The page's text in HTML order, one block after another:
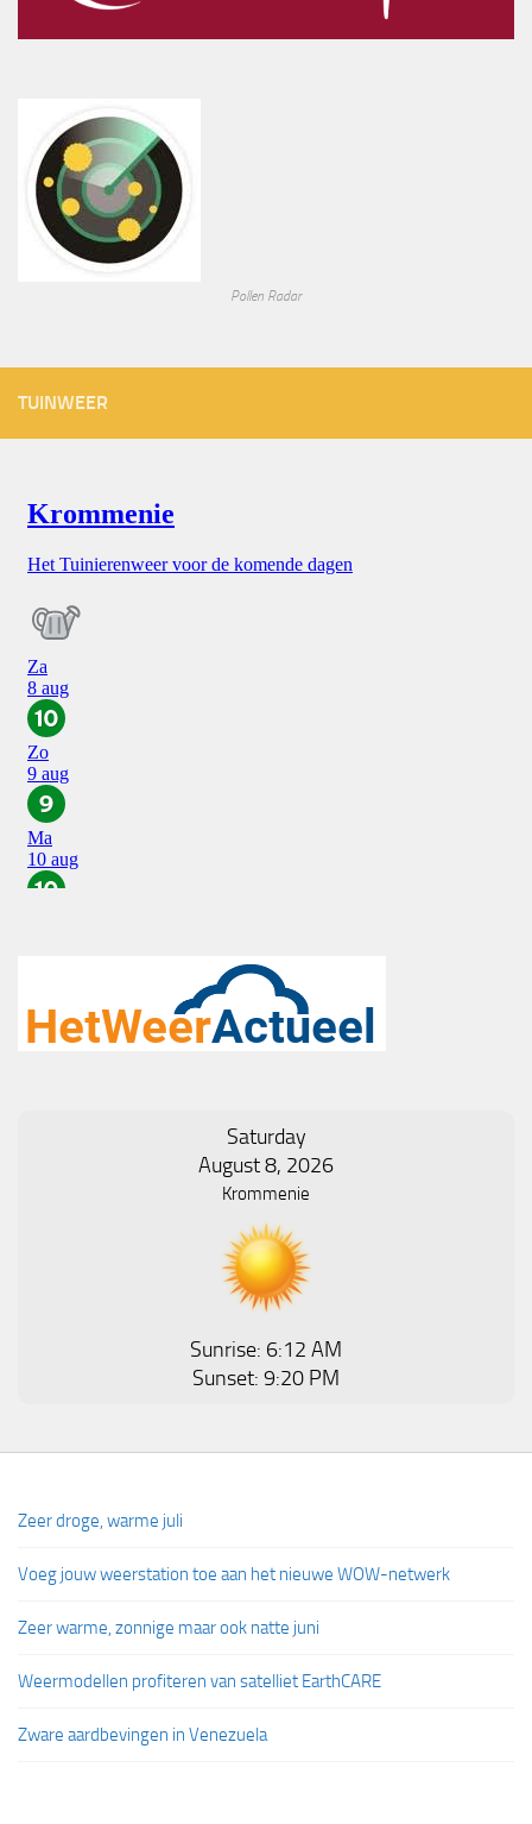
Pollen Radar
TUINWEER
Saturday
August 8, 2026
Krommenie
Sunrise: 6:12 AM
Sunset: 9:20 PM
Zeer droge, warme juli
Voeg jouw weerstation toe aan het nieuwe WOW-netwerk
Zeer warme, zonnige maar ook natte juni
Weermodellen profiteren van satelliet EarthCARE
Zware aardbevingen in Venezuela